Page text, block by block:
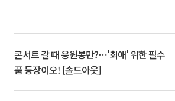
콘서트 갈 때 응원봉만?⋯'최애' 위한 필수
품 등장이오! [솔드아웃]